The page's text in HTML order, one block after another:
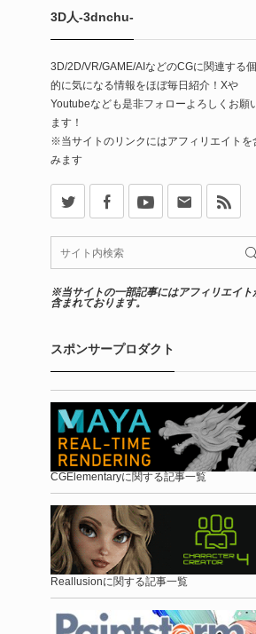
3D人-3dnchu-
3D/2D/VR/GAME/AIなどのCGに関連する
的に気になる情報をほぼ毎日紹介！Xや
Youtubeなども是非フォローよろしくお願
ます！
※当サイトのリンクにはアフィリエイトを
みます
※当サイトの一部記事にはアフィリエイト
含まれております。
スポンサープロダクト
CGElementaryに関する記事一覧
Reallusionに関する記事一覧